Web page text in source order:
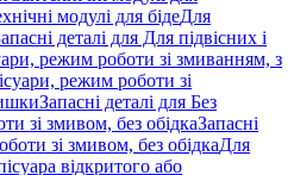
модулі для бідеДля
деталі для Для підвісних і
режим роботи зі змиванням, з
режим роботи зі
Запасні деталі для Без
зі змивом, без обідкаЗапасні
зі змивом, без обідкаДля
відкритого або